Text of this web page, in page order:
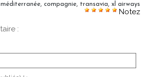
, compagnie, transavia, xl airways
Notez
: